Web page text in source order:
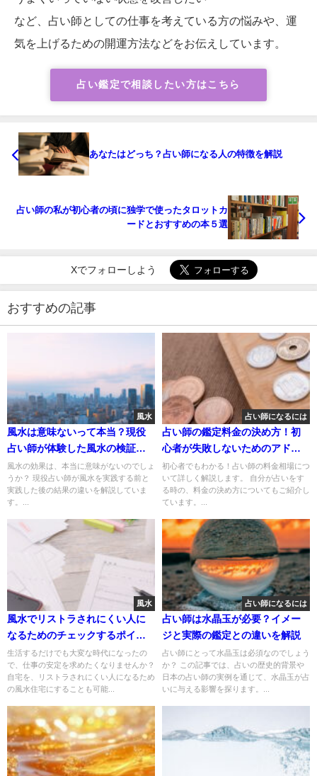
など、占い師としての仕事を考えている方の悩みや、運
気を上げるための開運方法などをお伝えしています。
占い鑑定で相談したい方はこちら
あなたはどっち？占い師になる人の特徴を解説
占い師の私が初心者の頃に独学で使ったタロットカ
ードとおすすめの本５選
Xでフォローしよう
おすすめの記事
風水
風水は意味ないって本当？現役
占い師が体験した風水の検証結
果
風水の効果は、本当に意味がないのでしょ
うか？ 現役占い師が風水を実践する前と
実践した後の結果の違いを解説していま
す。...
占い師になるには
占い師の鑑定料金の決め方！初
心者が失敗しないためのアドバ
イス
初心者でもわかる！占い師の料金相場につ
いて詳しく解説します。 自分が占いをす
る時の、料金の決め方についてもご紹介し
ています。...
風水
風水でリストラされにくい人に
なるためのチェックするポイン
ト
生活するだけでも大変な時代になったの
で、仕事の安定を求めたくなりませんか？
自宅を、リストラされにくい人になるため
の風水住宅にすることも可能...
占い師になるには
占い師は水晶玉が必要？イメー
ジと実際の鑑定との違いを解説
占い師にとって水晶玉は必須なのでしょう
か？ この記事では、占いの歴史的背景や
日本の占い師の実例を通じて、水晶玉が占
いに与える影響を探ります。...